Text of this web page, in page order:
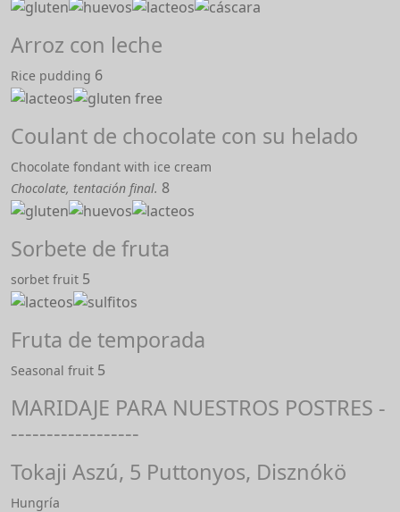
Arroz con leche
Rice pudding 6
Coulant de chocolate con su helado
Chocolate fondant with ice cream
Chocolate, tentación final. 8
Sorbete de fruta
sorbet fruit 5
Fruta de temporada
Seasonal fruit 5
MARIDAJE PARA NUESTROS POSTRES -
------------------
Tokaji Aszú, 5 Puttonyos, Disznókö
Hungría